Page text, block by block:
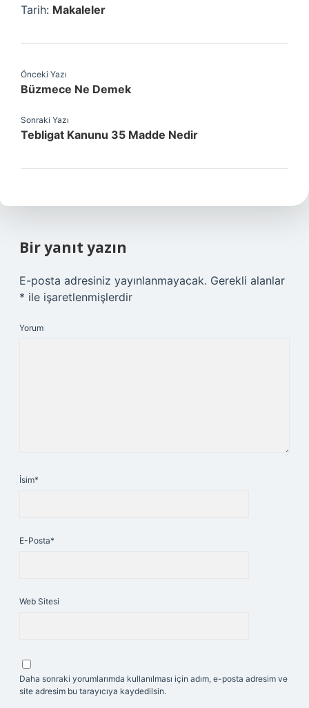
Tarih: Makaleler
Önceki Yazı
Büzmece Ne Demek
Sonraki Yazı
Tebligat Kanunu 35 Madde Nedir
Bir yanıt yazın
E-posta adresiniz yayınlanmayacak. Gerekli alanlar
* ile işaretlenmişlerdir
Yorum
İsim*
E-Posta*
Web Sitesi
Daha sonraki yorumlarımda kullanılması için adım, e-posta adresim ve
site adresim bu tarayıcıya kaydedilsin.